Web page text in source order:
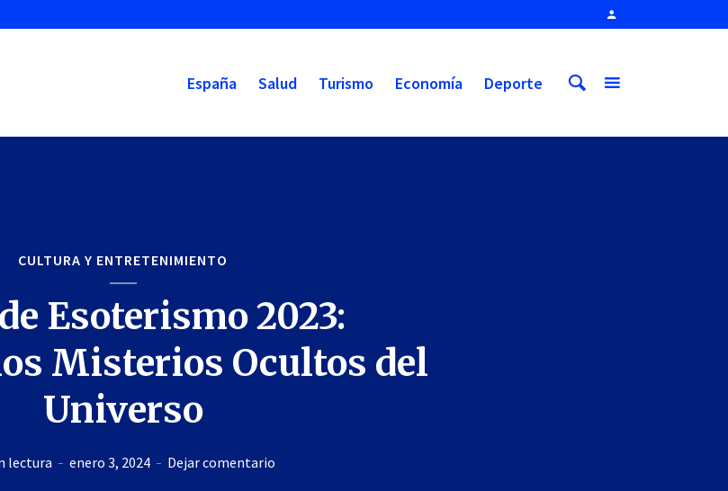
España Salud Turismo Economía Deporte
CULTURA Y ENTRETENIMIENTO
Esoterismo 2023:
Misterios Ocultos del
Universo
lectura enero 3, 2024 Dejar comentario